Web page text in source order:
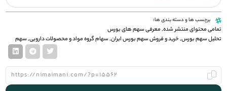
برچسب ها و دسته بندی ها:
تمامی محتوای منتشر شده,معرفی سهم های بورس
تحلیل سهم بورس,خرید و فروش سهم بورس ایران,سهام گروه مواد و محصولات دارویی,سهم